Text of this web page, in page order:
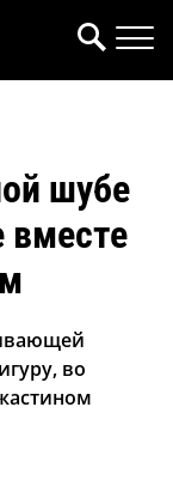
шубе
вместе
во